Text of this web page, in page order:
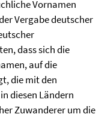
Vornamen
Vergabe deutscher
dass sich die
auf die
die mit den
diesen Ländern
Zuwanderer um die